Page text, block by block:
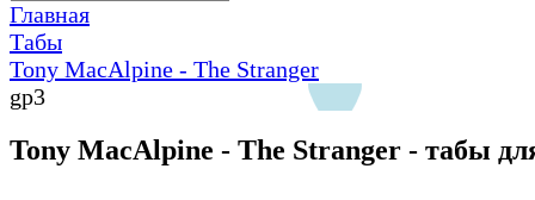
Главная
Табы
Tony MacAlpine - The Stranger
gp3
Tony MacAlpine - The Stranger - табы